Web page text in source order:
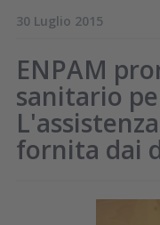
30 Luglio 2015
ENPAM
sanitario
fornita dai